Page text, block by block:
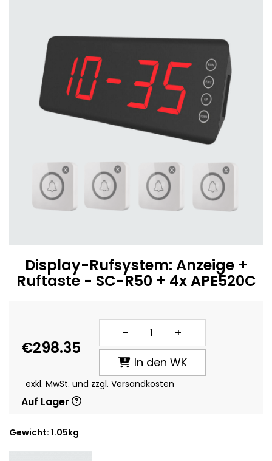
Display-Rufsystem: Anzeige +
Ruftaste - SC-R50 + 4x APE520C
€298.35
-
+
In den WK
exkl. MwSt. und zzgl. Versandkosten
Auf Lager
Gewicht: 1.05kg